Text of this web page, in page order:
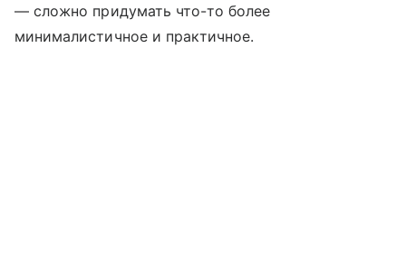
— сложно придумать что-то более
минималистичное и практичное.